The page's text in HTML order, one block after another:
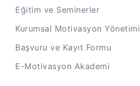
Eğitim ve Seminerler
Kurumsal Motivasyon Yönetimi
Başvuru ve Kayıt Formu
E-Motivasyon Akademi